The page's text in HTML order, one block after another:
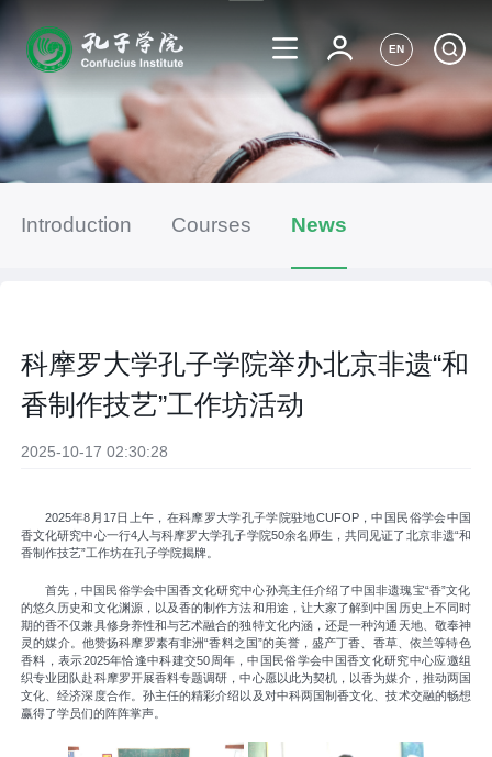
EN
Introduction Courses News
科摩罗大学孔子学院举办北京非遗“和
香制作技艺”工作坊活动
2025-10-17 02:30:28
2025年8月17日上午，在科摩罗大学孔子学院驻地CUFOP，中国民俗学会中国
香文化研究中心一行4人与科摩罗大学孔子学院50余名师生，共同见证了北京非遗“和
香制作技艺”工作坊在孔子学院揭牌。
首先，中国民俗学会中国香文化研究中心孙亮主任介绍了中国非遗瑰宝“香”文化
的悠久历史和文化渊源，以及香的制作方法和用途，让大家了解到中国历史上不同时
期的香不仅兼具修身养性和与艺术融合的独特文化内涵，还是一种沟通天地、敬奉神
灵的媒介。他赞扬科摩罗素有非洲“香料之国”的美誉，盛产丁香、香草、依兰等特色
香料，表示2025年恰逢中科建交50周年，中国民俗学会中国香文化研究中心应邀组
织专业团队赴科摩罗开展香料专题调研，中心愿以此为契机，以香为媒介，推动两国
文化、经济深度合作。孙主任的精彩介绍以及对中科两国制香文化、技术交融的畅想
赢得了学员们的阵阵掌声。